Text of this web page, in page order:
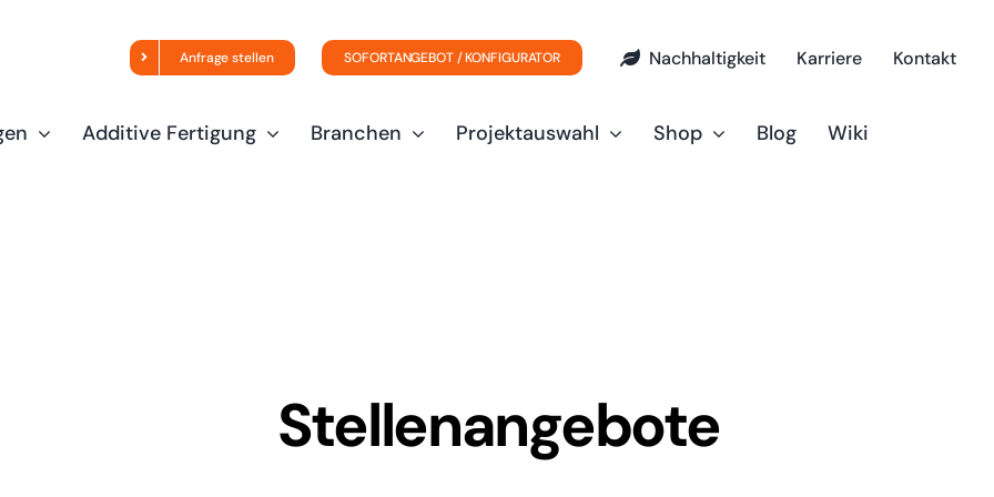
Anfrage stellen SOFORTANGEBOT / KONFIGURATOR Nachhaltigkeit Karriere Kontakt
Additive Fertigung Branchen Projektauswahl Shop Blog Wiki
Stellenangebote